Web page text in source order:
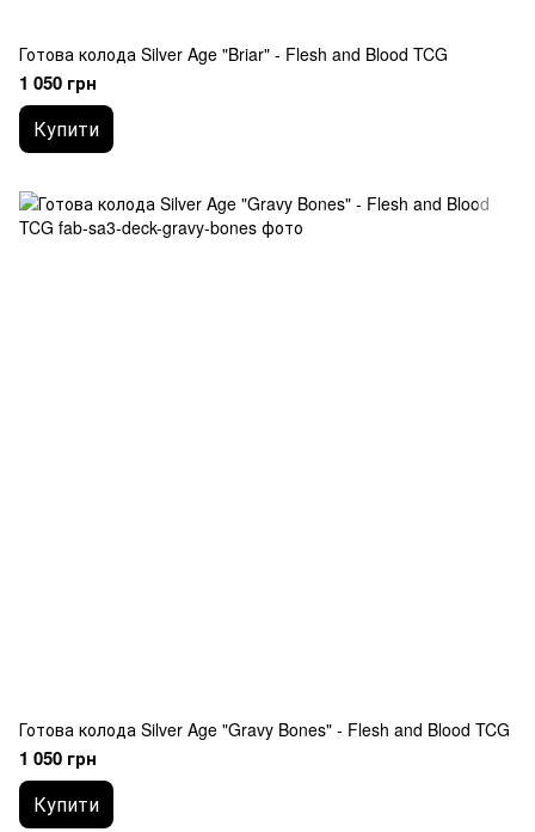
Готова колода Silver Age "Briar" - Flesh and Blood TCG
1 050 грн
Купити
Готова колода Silver Age "Gravy Bones" - Flesh and Blood TCG
1 050 грн
Купити